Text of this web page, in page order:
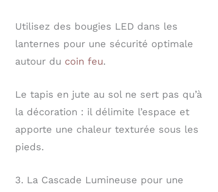
Utilisez des bougies LED dans les
lanternes pour une sécurité optimale
autour du coin feu.
Le tapis en jute au sol ne sert pas qu’à
la décoration : il délimite l’espace et
apporte une chaleur texturée sous les
pieds.
3. La Cascade Lumineuse pour une